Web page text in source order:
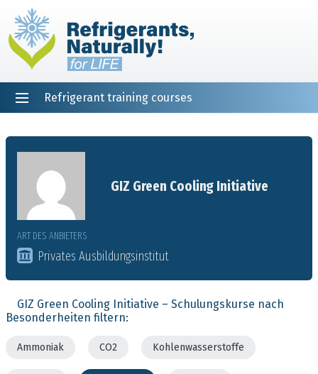
Refrigerant training courses
GIZ Green Cooling Initiative
ART DES ANBIETERS
Privates Ausbildungsinstitut
GIZ Green Cooling Initiative – Schulungskurse nach
Besonderheiten filtern:
Ammoniak CO2 Kohlenwasserstoffe